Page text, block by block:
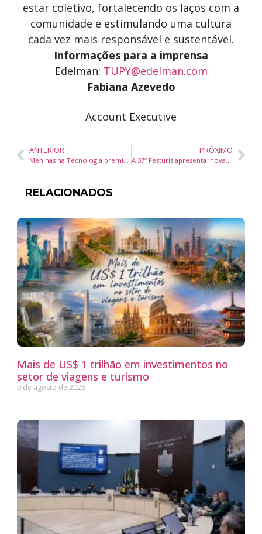
estar coletivo, fortalecendo os laços com a
comunidade e estimulando uma cultura
cada vez mais responsável e sustentável.
Informações para a imprensa
Edelman: TUPY@edelman.com
Fabiana Azevedo
Account Executive
ANTERIOR
Meninas na Tecnologia premia melhores projetos e incentiva protagonismo feminino na ciência e inovação
PRÓXIMO
A 37º Festuris apresenta inovação, sustentabilidade e experiências transformadoras
RELACIONADOS
Mais de US$ 1 trilhão em investimentos no
setor de viagens e turismo
9 de agosto de 2026